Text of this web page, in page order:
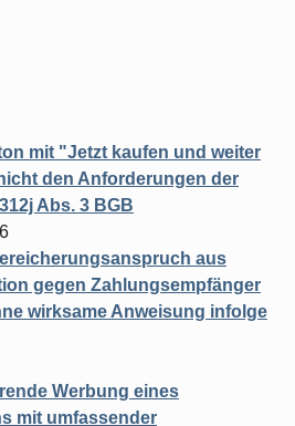
mit "Jetzt kaufen und weiter
den Anforderungen der
Abs. 3 BGB
aus
gegen Zahlungsempfänger
wirksame Anweisung infolge
Werbung eines
mit umfassender